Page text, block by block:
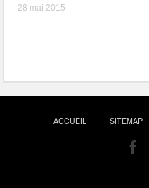
28 mai 2015
ACCUEIL SITEMAP